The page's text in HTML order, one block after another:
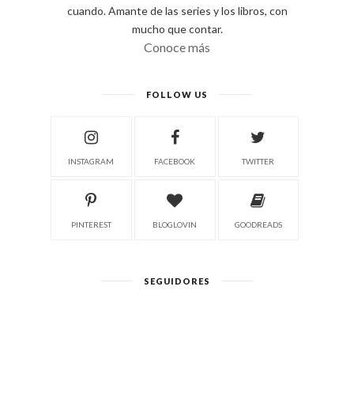
cuando. Amante de las series y los libros, con
mucho que contar.
Conoce más
FOLLOW US
INSTAGRAM FACEBOOK TWITTER
PINTEREST BLOGLOVIN GOODREADS
SEGUIDORES